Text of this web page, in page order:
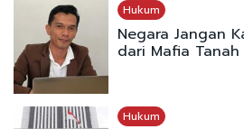
Hukum
Negara Jangan
dari Mafia Tanah
Hukum